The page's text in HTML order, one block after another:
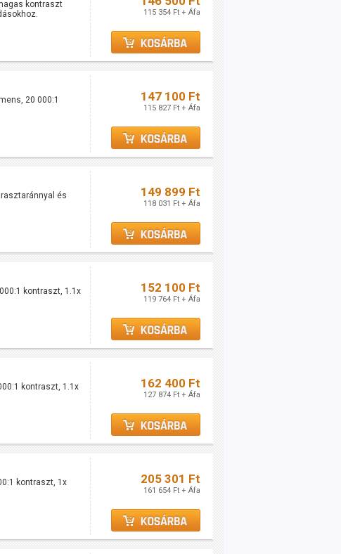
kontraszt
115 354 Ft + Áfa
20 000:1
147 100 Ft
115 827 Ft + Áfa
és
149 899 Ft
118 031 Ft + Áfa
kontraszt, 1.1x
152 100 Ft
119 764 Ft + Áfa
kontraszt, 1.1x
162 400 Ft
127 874 Ft + Áfa
kontraszt, 1x
205 301 Ft
161 654 Ft + Áfa